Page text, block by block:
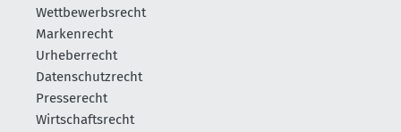
Wettbewerbsrecht
Markenrecht
Urheberrecht
Datenschutzrecht
Presserecht
Wirtschaftsrecht